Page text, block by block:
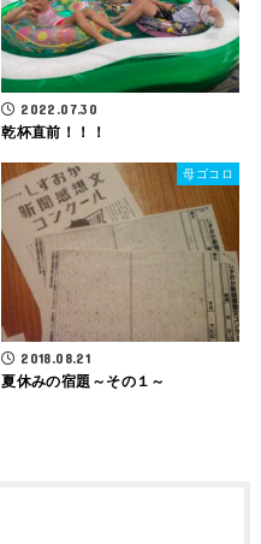
2022.07.30
乾杯直前！！！
母ゴコロ
2018.08.21
夏休みの宿題～その１～